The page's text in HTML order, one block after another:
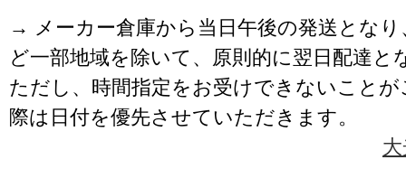
→ メーカー倉庫から当日午後の発送となり
ど一部地域を除いて、原則的に翌日配達と
ただし、時間指定をお受けできないこと
際は日付を優先させていただきます。